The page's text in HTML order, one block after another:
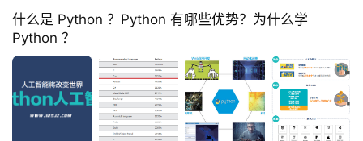
什么是 Python ？Python 有哪些优势？为什么学
Python ？